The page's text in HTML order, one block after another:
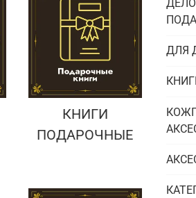
Подарки энергетику
Подарки юристу
КНИГИ
ПОДАРОЧНЫЕ
ДЛЯ